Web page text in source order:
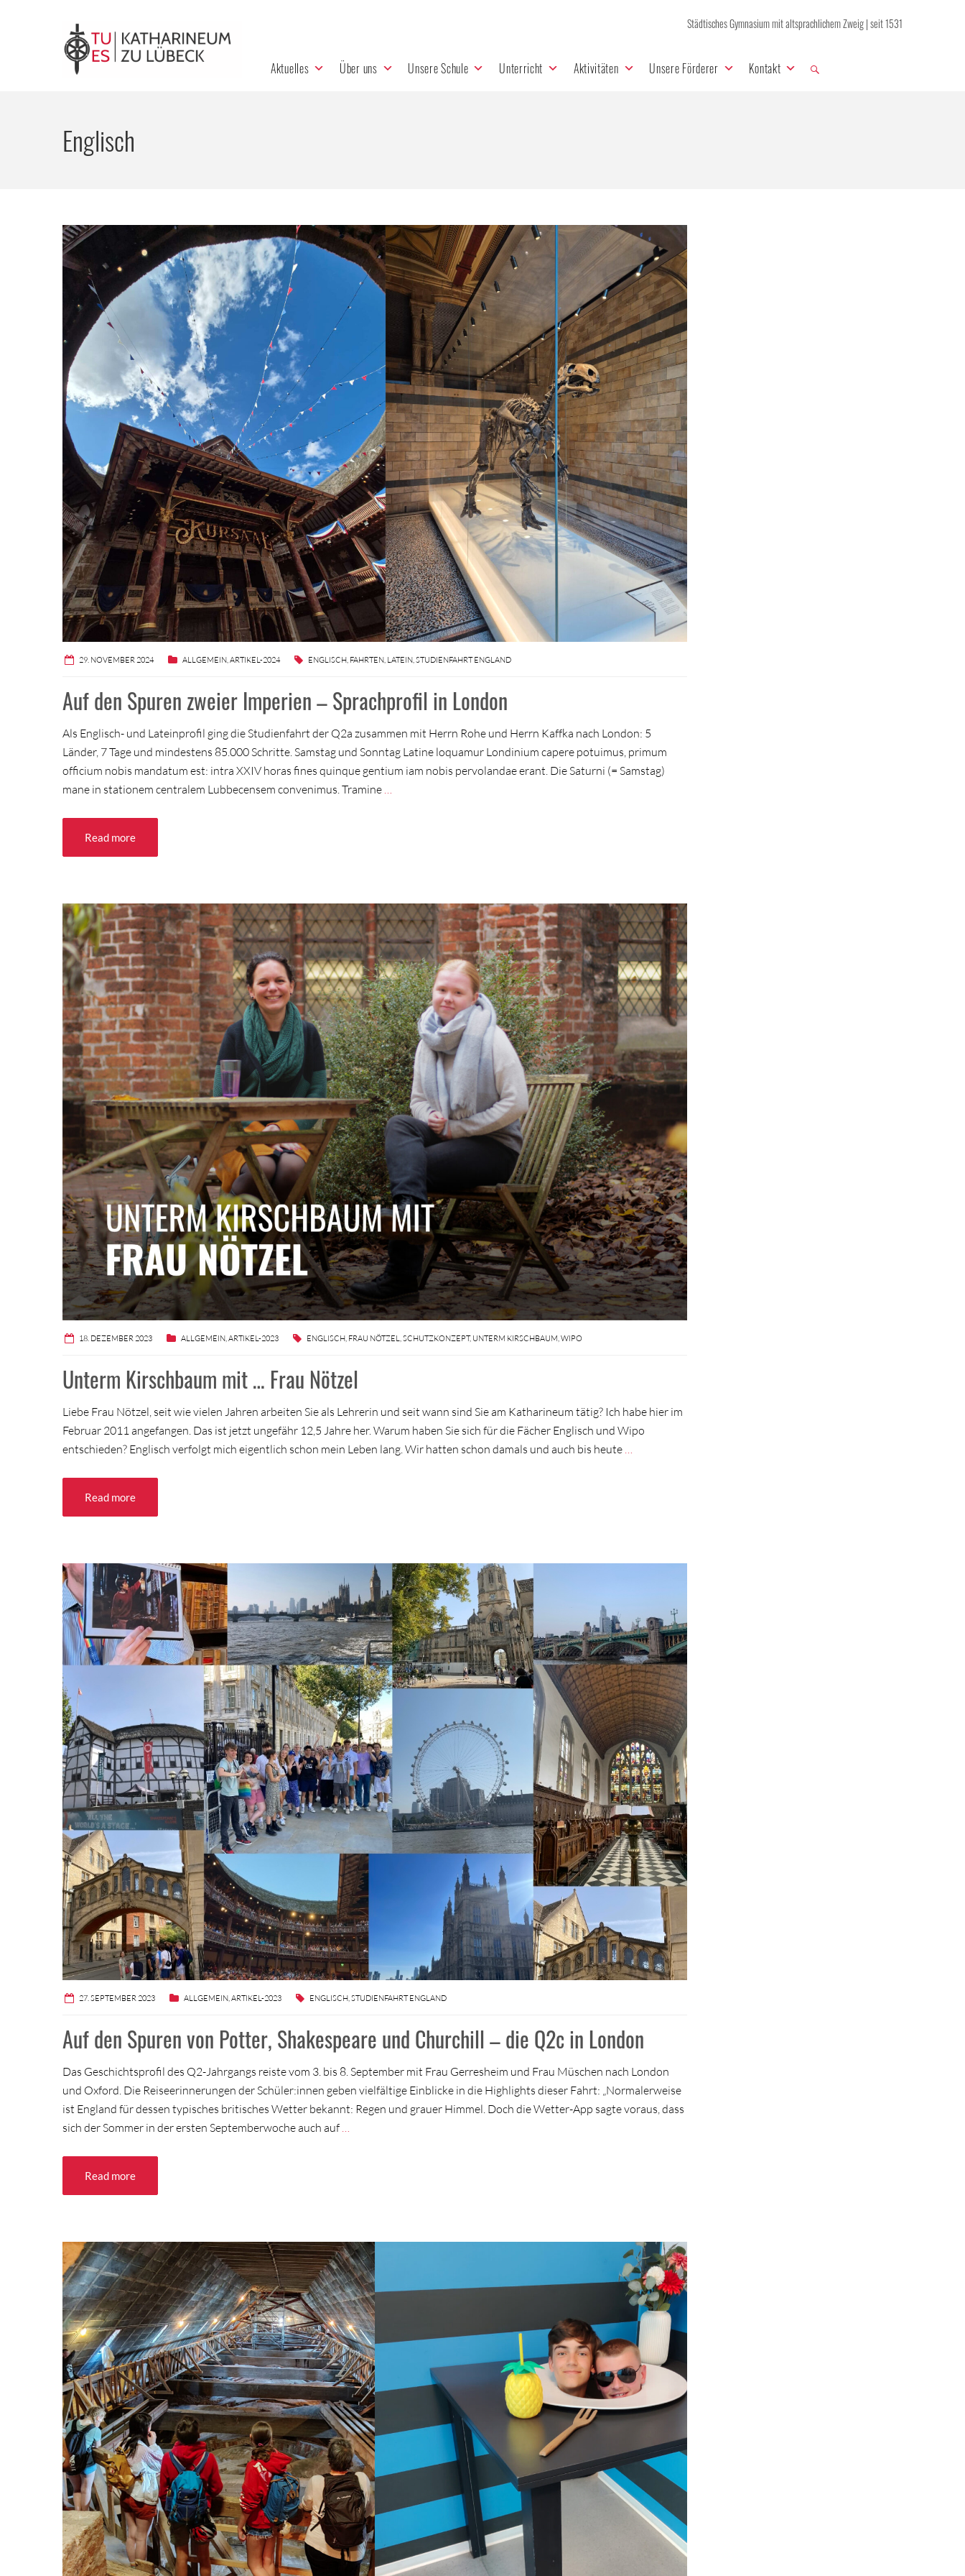
Städtisches Gymnasium mit altsprachlichem Zweig | seit 1531
Aktuelles Über uns Unsere Schule Unterricht Aktivitäten Unsere Förderer Kontakt
Englisch
29. NOVEMBER 2024 ALLGEMEIN,ARTIKEL-2024 ENGLISCH, FAHRTEN, LATEIN,STUDIENFAHRT ENGLAND
Auf den Spuren zweier Imperien – Sprachprofil in London
Als Englisch- und Lateinprofil ging die Studienfahrt der Q2a zusammen mit Herrn Rohe und Herrn Kaffka nach London: 5
Länder, 7 Tage und mindestens 85.000 Schritte. Samstag und Sonntag Latine loquamur Londinium capere potuimus, primum
officium nobis mandatum est: intra XXIV horas fines quinque gentium iam nobis pervolandae erant. Die Saturni (= Samstag)
mane in stationem centralem Lubbecensem convenimus. Tramine …
Read more
18. DEZEMBER 2023 ALLGEMEIN,ARTIKEL-2023 ENGLISCH, FRAU NÖTZEL,SCHUTZKONZEPT, UNTERM KIRSCHBAUM,WIPO
Unterm Kirschbaum mit … Frau Nötzel
Liebe Frau Nötzel, seit wie vielen Jahren arbeiten Sie als Lehrerin und seit wann sind Sie am Katharineum tätig? Ich habe hier im
Februar 2011 angefangen. Das ist jetzt ungefähr 12,5 Jahre her. Warum haben Sie sich für die Fächer Englisch und Wipo
entschieden? Englisch verfolgt mich eigentlich schon mein Leben lang. Wir hatten schon damals und auch bis heute …
Read more
27. SEPTEMBER 2023 ALLGEMEIN,ARTIKEL-2023 ENGLISCH,STUDIENFAHRT ENGLAND
Auf den Spuren von Potter, Shakespeare und Churchill – die Q2c in London
Das Geschichtsprofil des Q2-Jahrgangs reiste vom 3. bis 8. September mit Frau Gerresheim und Frau Müschen nach London
und Oxford. Die Reiseerinnerungen der Schüler:innen geben vielfältige Einblicke in die Highlights dieser Fahrt: „Normalerweise
ist England für dessen typisches britisches Wetter bekannt: Regen und grauer Himmel. Doch die Wetter-App sagte voraus, dass
sich der Sommer in der ersten Septemberwoche auch auf
Read more